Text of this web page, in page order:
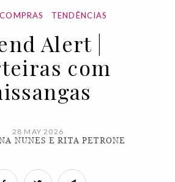
COMPRAS TENDÊNCIAS
Alert |
com
28 MAY 2026
NUNES E RITA PETRONE